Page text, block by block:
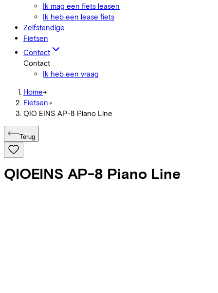
Ik mag een fiets leasen
Ik heb een lease fiets
Zelfstandige
Fietsen
Contact
Contact
Ik heb een vraag
Home->
Fietsen->
QIO EINS AP-8 Piano Line
Terug
QIOEINS AP-8 Piano Line